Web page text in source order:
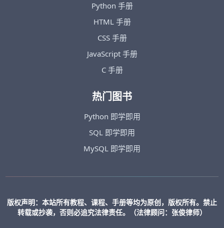
Python 手册
HTML 手册
CSS 手册
JavaScript 手册
C 手册
热门图书
Python 即学即用
SQL 即学即用
MySQL 即学即用
版权声明：本站所有教程、课程、手册等均为原创，版权所有。禁止
转载或抄袭，否则必追究法律责任。（法律顾问：张俊律师）